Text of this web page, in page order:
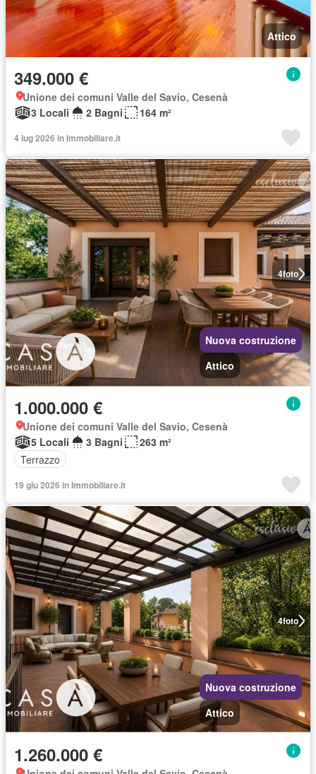
Attico
349.000 €
Unione dei comuni Valle del Savio, Cesenà
3 Locali
2 Bagni 164 m²
4 lug 2026 in Immobiliare.it
4foto
Nuova costruzione
Attico
1.000.000 €
Unione dei comuni Valle del Savio, Cesenà
5 Locali
3 Bagni
263 m²
Terrazzo
19 giu 2026 in Immobiliare.it
4foto
Nuova costruzione
Attico
1.260.000 €